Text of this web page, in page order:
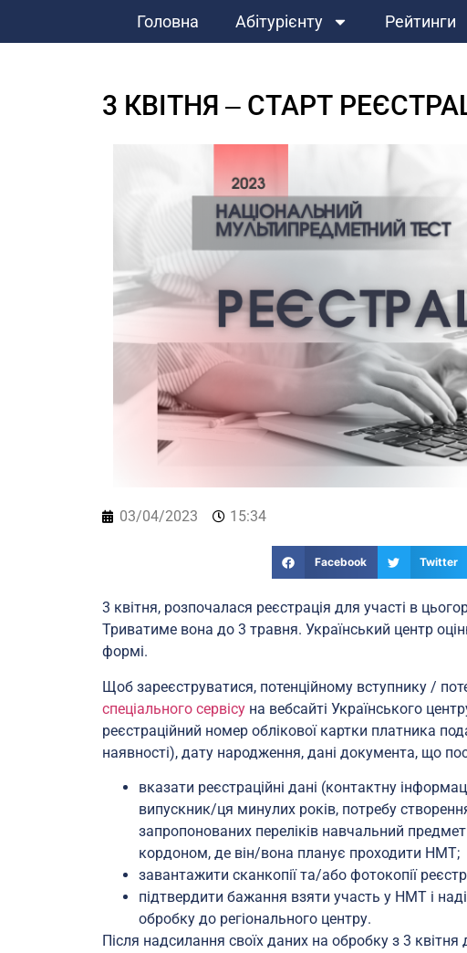
Головна Абітурієнту Рейтинги
3 КВІТНЯ ‒ СТАРТ
03/04/2023 15:34
Facebook Twitter
3 квітня, розпочалася реєстрація для участі в
Триватиме вона до 3 травня. Український центр
формі.
Щоб зареєструватися, потенційному вступнику /
спеціального сервісу на вебсайті Українського
реєстраційний номер облікової картки платника
наявності), дату народження, дані документа, що
вказати реєстраційні дані (контактну
випускник/ця минулих років, потребу
запропонованих переліків навчальний
кордоном, де він/вона планує проходити НМТ;
завантажити сканкопії та/або фотокопії
підтвердити бажання взяти участь у НМТ і
обробку до регіонального центру.
Після надсилання своїх даних на обробку з 3